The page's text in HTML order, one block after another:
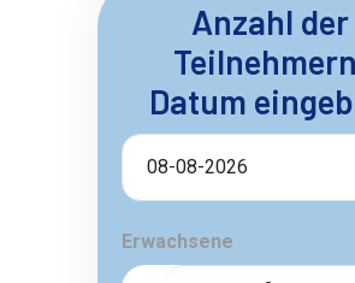
Anzahl der
Datum
Erwachsene